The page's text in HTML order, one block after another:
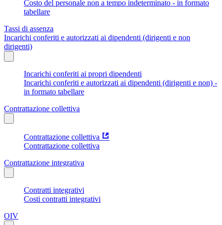
Costo del personale non a tempo indeterminato - in formato
tabellare
Tassi di assenza
Incarichi conferiti e autorizzati ai dipendenti (dirigenti e non
dirigenti)
Incarichi conferiti ai propri dipendenti
Incarichi conferiti e autorizzati ai dipendenti (dirigenti e non) -
in formato tabellare
Contrattazione collettiva
Contrattazione collettiva
Contrattazione collettiva
Contrattazione integrativa
Contratti integrativi
Costi contratti integrativi
OIV